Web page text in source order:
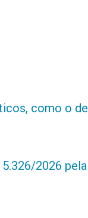
como o de
2026 pela